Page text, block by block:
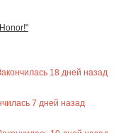
18 дней назад
7 дней назад